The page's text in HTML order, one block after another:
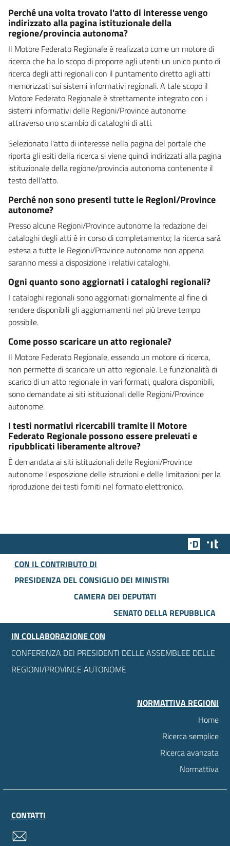
Perché una volta trovato l'atto di interesse vengo
indirizzato alla pagina istituzionale della
regione/provincia autonoma?
Il Motore Federato Regionale è realizzato come un motore di
ricerca che ha lo scopo di proporre agli utenti un unico punto di
ricerca degli atti regionali con il puntamento diretto agli atti
memorizzati sui sistemi informativi regionali. A tale scopo il
Motore Federato Regionale è strettamente integrato con i
sistemi informativi delle Regioni/Province autonome
attraverso uno scambio di cataloghi di atti.
Selezionato l'atto di interesse nella pagina del portale che
riporta gli esiti della ricerca si viene quindi indirizzati alla pagina
istituzionale della regione/provincia autonoma contenente il
testo dell'atto.
Perché non sono presenti tutte le Regioni/Province
autonome?
Presso alcune Regioni/Province autonome la redazione dei
cataloghi degli atti è in corso di completamento; la ricerca sarà
estesa a tutte le Regioni/Province autonome non appena
saranno messi a disposizione i relativi cataloghi.
Ogni quanto sono aggiornati i cataloghi regionali?
I cataloghi regionali sono aggiornati giornalmente al fine di
rendere disponibili gli aggiornamenti nel più breve tempo
possibile.
Come posso scaricare un atto regionale?
Il Motore Federato Regionale, essendo un motore di ricerca,
non permette di scaricare un atto regionale. Le funzionalità di
scarico di un atto regionale in vari formati, qualora disponibili,
sono demandate ai siti istituzionali delle Regioni/Province
autonome.
I testi normativi ricercabili tramite il Motore
Federato Regionale possono essere prelevati e
ripubblicati liberamente altrove?
È demandata ai siti istituzionali delle Regioni/Province
autonome l'esposizione delle istruzioni e delle limitazioni per la
riproduzione dei testi forniti nel formato elettronico.
Team
CON IL CONTRIBUTO DI
PRESIDENZA DEL CONSIGLIO DEI MINISTRI
CAMERA DEI DEPUTATI
SENATO DELLA REPUBBLICA
IN COLLABORAZIONE CON
CONFERENZA DEI PRESIDENTI DELLE ASSEMBLEE DELLE
REGIONI/PROVINCE AUTONOME
NORMATTIVA REGIONI
Home
Ricerca semplice
Ricerca avanzata
Normattiva
CONTATTI